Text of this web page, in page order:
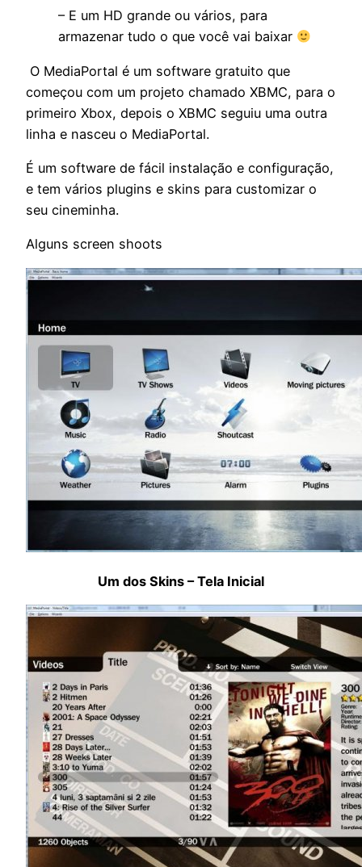
– E um HD grande ou vários, para
armazenar tudo o que você vai baixar
O MediaPortal é um software gratuito que
começou com um projeto chamado XBMC, para o
primeiro Xbox, depois o XBMC seguiu uma outra
linha e nasceu o MediaPortal.
É um software de fácil instalação e configuração,
e tem vários plugins e skins para customizar o
seu cineminha.
Alguns screen shoots
Um dos Skins – Tela Inicial